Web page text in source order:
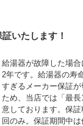
いたします！
給湯器が故障した場
2年です。給湯器の寿
すぎるメーカー保証
ため、当店では「最
意しております。保
回のみ。保証期間中